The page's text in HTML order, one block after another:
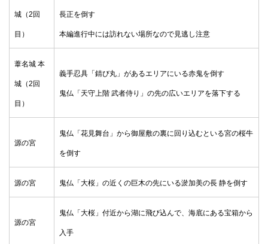
城（2回
目）
長正を倒す
本編進行中には訪れない場所なので見逃し注意
葦名城 本
城（2回
目）
義手忍具「錆び丸」があるエリアにいる赤鬼を倒す
鬼仏「天守上階 武者侍り」の先の広いエリアを落下する
源の宮
鬼仏「花見舞台」から御屋敷の裏に回り込むといる宮の桜牛
を倒す
源の宮 鬼仏「大桜」の近くの巨木の先にいる淤加美の長 静を倒す
源の宮
鬼仏「大桜」付近から湖に飛び込んで、海底にある宝箱から
入手